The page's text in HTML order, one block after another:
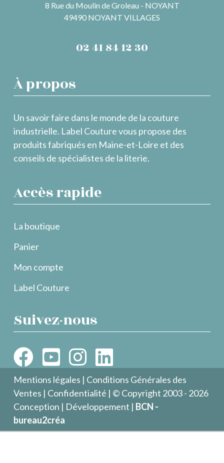
8 Rue du Moulin de Groleau - NOYANT
49490 NOYANT VILLAGES
02 41 84 12 30
À propos
Un savoir faire dans le monde de la couture
industrielle. Label Couture vous propose des
produits fabriqués en Maine-et-Loire et des
conseils de spécialistes de la literie.
Accès rapide
La boutique
Panier
Mon compte
Label Couture
Suivez-nous
Mentions légales | Conditions Générales des
Ventes | Confidentialité | © Copyright 2003 - 2026
Conception | Développement | BCN -
bureau2créa